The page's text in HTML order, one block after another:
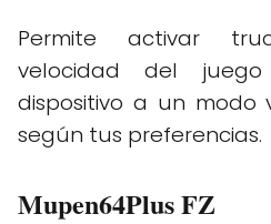
Permite activar
velocidad del
dispositivo a un modo
según tus preferencias.
Mupen64Plus FZ